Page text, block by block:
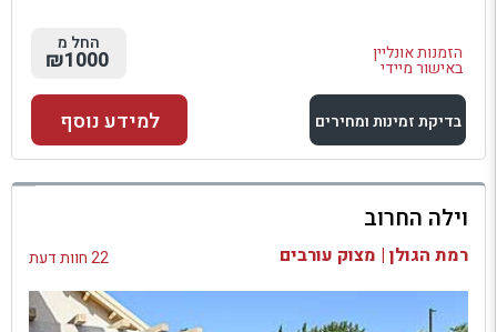
הזמנות אונליין
באישור מיידי
החל מ
₪1000
בדיקת זמינות ומחירים
למתחם זה
בדיקת זמינות ומחירים
למידע נוסף
וילה החרוב
רמת הגולן | מצוק עורבים 22 חוות דעת